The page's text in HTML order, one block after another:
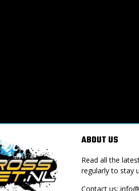
ABOUT US
Read all the
regularly to stay
Contact us: